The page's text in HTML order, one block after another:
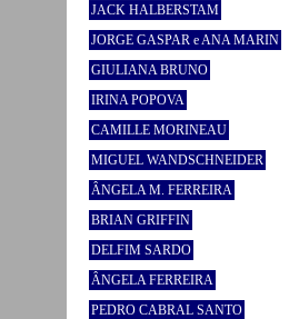
JACK HALBERSTAM
JORGE GASPAR e ANA MARIN
GIULIANA BRUNO
IRINA POPOVA
CAMILLE MORINEAU
MIGUEL WANDSCHNEIDER
ÂNGELA M. FERREIRA
BRIAN GRIFFIN
DELFIM SARDO
ÂNGELA FERREIRA
PEDRO CABRAL SANTO